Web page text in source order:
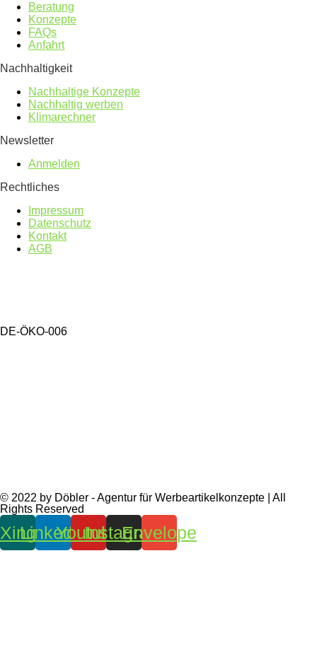
Beratung
Konzepte
FAQs
Anfahrt
Nachhaltigkeit
Nachhaltige Konzepte
Nachhaltig werben
Klimarechner
Newsletter
Anmelden
Rechtliches
Impressum
Datenschutz
Kontakt
AGB
DE-ÖKO-006
© 2022 by Döbler - Agentur für Werbeartikelkonzepte | All
Rights Reserved
XingLinkedinYoutube
Instagram
Envelope